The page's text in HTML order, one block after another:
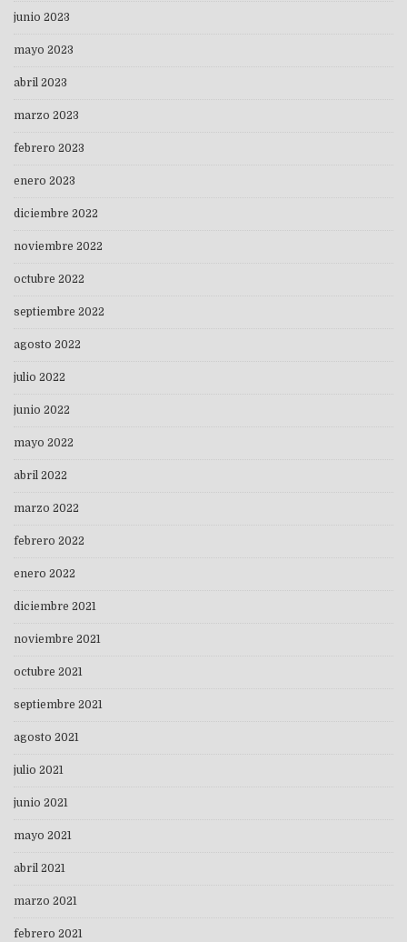
junio 2023
mayo 2023
abril 2023
marzo 2023
febrero 2023
enero 2023
diciembre 2022
noviembre 2022
octubre 2022
septiembre 2022
agosto 2022
julio 2022
junio 2022
mayo 2022
abril 2022
marzo 2022
febrero 2022
enero 2022
diciembre 2021
noviembre 2021
octubre 2021
septiembre 2021
agosto 2021
julio 2021
junio 2021
mayo 2021
abril 2021
marzo 2021
febrero 2021